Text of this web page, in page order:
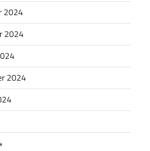
2024
2024
2024